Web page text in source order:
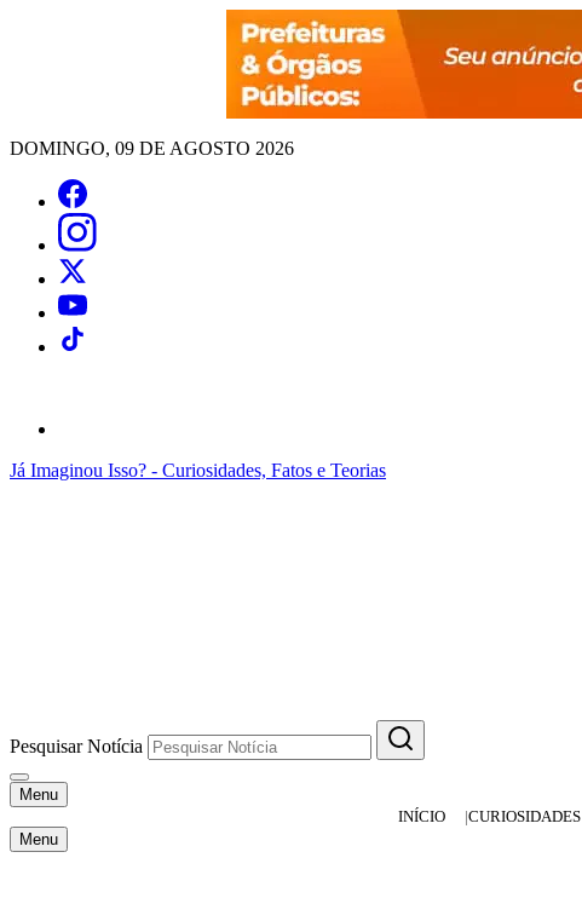
DOMINGO, 09 DE AGOSTO 2026
Já Imaginou Isso? - Curiosidades, Fatos e Teorias
Pesquisar Notícia
Menu
INÍCIO
CURIOSIDADES
Menu